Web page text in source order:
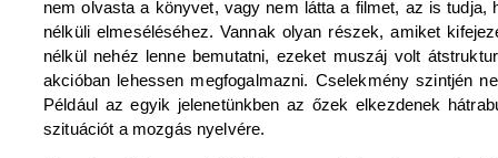
nem olvasta a könyvet, vagy nem látta a filmet, az is
nélküli elmeséléséhez. Vannak olyan részek, amiket
nélkül nehéz lenne bemutatni, ezeket muszáj volt
akcióban lehessen megfogalmazni. Cselekmény szintjén
Például az egyik jelenetünkben az őzek elkezdenek
szituációt a mozgás nyelvére.